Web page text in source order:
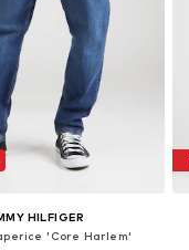
HILFIGER
'Core Harlem'